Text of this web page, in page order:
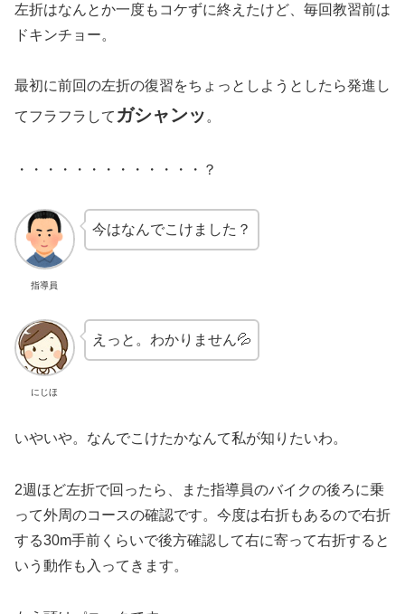
左折はなんとか一度もコケずに終えたけど、毎回教習前は
ドキンチョー。
最初に前回の左折の復習をちょっとしようとしたら発進し
てフラフラして ガシャンッ。
・・・・・・・・・・・・・？
指導員
今はなんでこけました？
にじほ
えっと。わかりません💦
いやいや。なんでこけたかなんて私が知りたいわ。
2週ほど左折で回ったら、また指導員のバイクの後ろに乗
って外周のコースの確認です。今度は右折もあるので右折
する30m手前くらいで後方確認して右に寄って右折すると
いう動作も入ってきます。